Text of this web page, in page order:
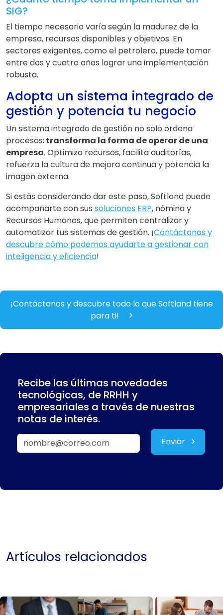
SIG?
El tiempo necesario varía según la madurez de la
empresa, recursos disponibles y objetivos. En
sectores exigentes, como el petrolero, puede tomar
entre dos y cuatro años lograr una implementación
robusta.
Adopta un sistema integrado de
gestión y potencia tu negocio
Un sistema integrado de gestión no solo ordena
procesos: transforma la forma de operar de una
empresa. Optimiza recursos, facilita auditorías,
refuerza la cultura de mejora continua y potencia la
imagen externa.
Si estás considerando dar este paso, Softland puede
acompañarte con sus soluciones ERP, nómina y
Recursos Humanos, que permiten centralizar y
automatizar tus sistemas de gestión. ¡Contáctanos y
descubre cómo podemos ayudarte a gestionar con
inteligencia y eficiencia!
¡Contáctanos y descubre todo lo que Softland tiene
para ti!
Recibe las últimas novedades
tecnológicas, de RRHH y
empresariales a través de nuestras
notas de interés.
Enviar
Artículos relacionados